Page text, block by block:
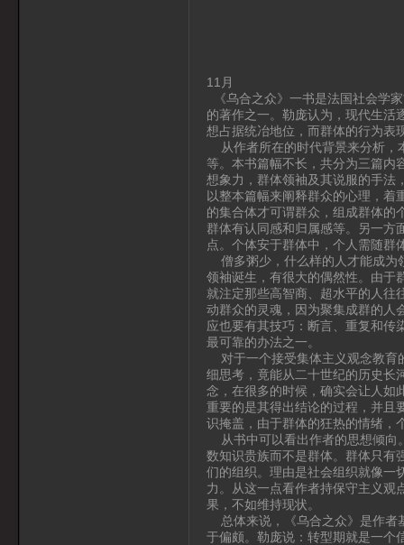
11月
《乌合之众》一书是法国社会学
的著作之一。勒庞认为，现代生活
想占据统冶地位，而群体的行为表
从作者所在的时代背景来分析，
等。本书篇幅不长，共分为三篇内
想象力，群体领袖及其说服的手法
以整本篇幅来阐释群众的心理，
的集合体才可谓群众，组成群体的
群体有认同感和归属感等。另一方
点。个体安于群体中，个人需随群
僧多粥少，什么样的人才能成为
领袖诞生，有很大的偶然性。由于
就注定那些高智商、超水平的人往
动群众的灵魂，因为聚集成群的人
应也要有其技巧：断言、重复和传
最可靠的办法之一。
对于一个接受集体主义观念教育
细思考，竟能从二十世纪的历史长
念，在很多的时候，确实会让人如
重要的是其得出结论的过程，并且
识掩盖，由于群体的狂热的情绪，
从书中可以看出作者的思想倾向
数知识贵族而不是群体。群体只有
们的组织。理由是社会组织就像一
力。从这一点看作者持保守主义观
果，不如维持现状。
总体来说，《乌合之众》是作者
于偏颇。勒庞说：转型期就是一个